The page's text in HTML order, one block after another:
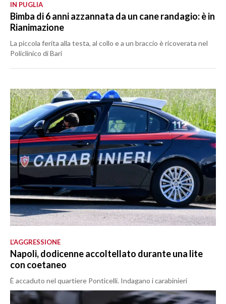
IN PUGLIA
Bimba di 6 anni azzannata da un cane randagio: è in
Rianimazione
La piccola ferita alla testa, al collo e a un braccio è ricoverata nel
Policlinico di Bari
L’AGGRESSIONE
Napoli, dodicenne accoltellato durante una lite
con coetaneo
È accaduto nel quartiere Ponticelli. Indagano i carabinieri